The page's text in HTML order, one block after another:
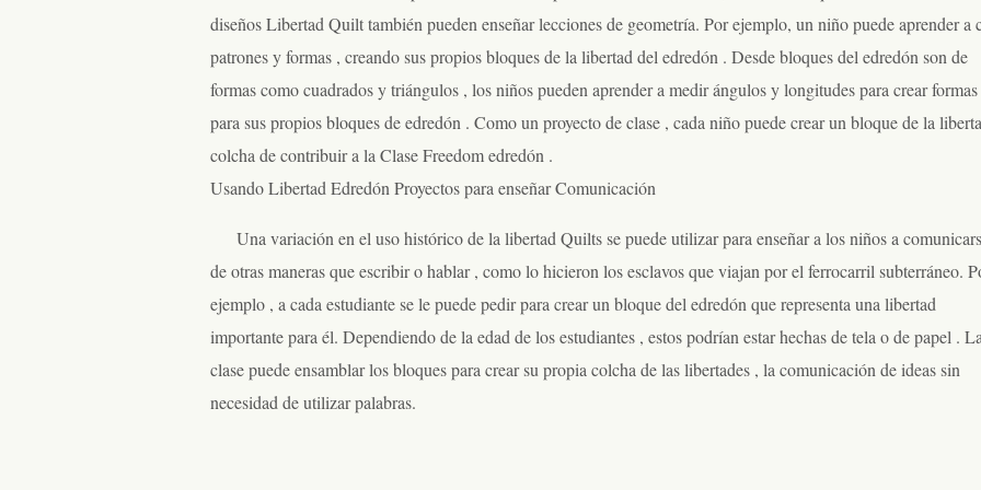
diseños Libertad Quilt también pueden enseñar lecciones de geometría. Por ejemplo, un niño puede aprender a
patrones y formas , creando sus propios bloques de la libertad del edredón . Desde bloques del edredón son de
formas como cuadrados y triángulos , los niños pueden aprender a medir ángulos y longitudes para crear formas
para sus propios bloques de edredón . Como un proyecto de clase , cada niño puede crear un bloque de la
colcha de contribuir a la Clase Freedom edredón .
Usando Libertad Edredón Proyectos para enseñar Comunicación
Una variación en el uso histórico de la libertad Quilts se puede utilizar para enseñar a los niños a
de otras maneras que escribir o hablar , como lo hicieron los esclavos que viajan por el ferrocarril subterráneo.
ejemplo , a cada estudiante se le puede pedir para crear un bloque del edredón que representa una libertad
importante para él. Dependiendo de la edad de los estudiantes , estos podrían estar hechas de tela o de papel . La
clase puede ensamblar los bloques para crear su propia colcha de las libertades , la comunicación de ideas sin
necesidad de utilizar palabras.